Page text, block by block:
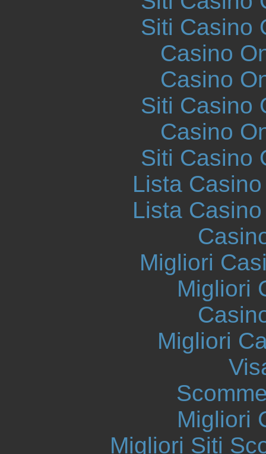
Siti Casino
Casino
Casino
Siti Casino
Casino
Siti Casino
Lista
Lista
Migliori
Migliori
Migliori
Migliori
Migliori Siti